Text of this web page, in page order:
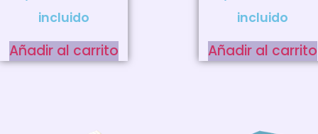
incluido
Añadir al carrito
incluido
Añadir al carrito